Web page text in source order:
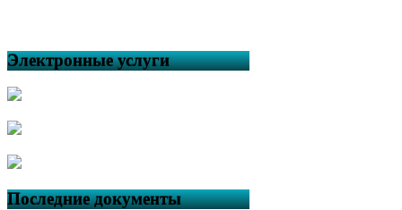
Электронные услуги
Последние документы